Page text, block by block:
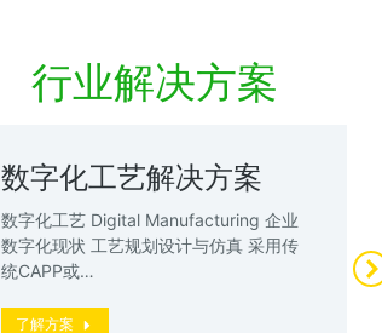
行业解决方案
数字化工艺解决方案
数字化工艺 Digital Manufacturing 企业
数字化现状 工艺规划设计与仿真 采用传
统CAPP或…
了解方案